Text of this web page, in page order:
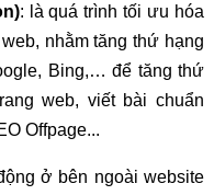
: là quá trình tối ưu hóa
nhằm tăng thứ hạng
Bing,… để tăng thứ
web, viết bài chuẩn
Offpage...
ở bên ngoài website